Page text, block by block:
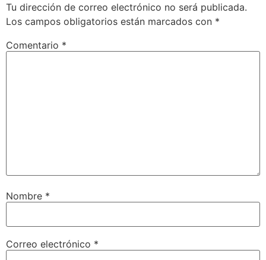
Tu dirección de correo electrónico no será publicada.
Los campos obligatorios están marcados con *
Comentario *
Nombre *
Correo electrónico *